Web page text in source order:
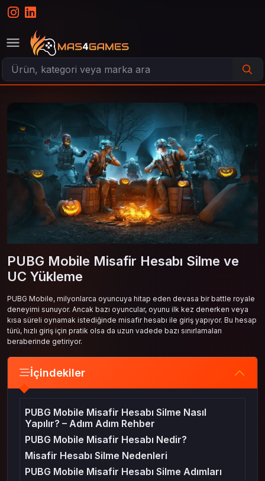
PUBG Mobile Misafir Hesabı Silme ve
UC Yükleme
PUBG Mobile, milyonlarca oyuncuya hitap eden devasa bir battle royale
deneyimi sunuyor. Ancak bazı oyuncular, oyunu ilk kez denerken veya
kısa süreli oynamak istediğinde misafir hesabı ile giriş yapıyor. Bu hesap
türü, hızlı giriş için pratik olsa da uzun vadede bazı sınırlamaları
beraberinde getiriyor.
İçindekiler
PUBG Mobile Misafir Hesabı Silme Nasıl
Yapılır? – Adım Adım Rehber
PUBG Mobile Misafir Hesabı Nedir?
Misafir Hesabı Silme Nedenleri
PUBG Mobile Misafir Hesabı Silme Adımları